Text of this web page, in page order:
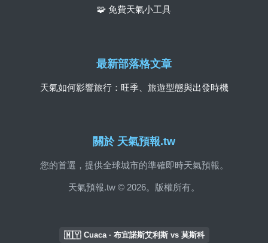
關於 天氣預報.tw
您的首選，提供全球城市的準確即時天氣預報。
天氣預報.tw © 2026。版權所有。
🧩 免費天氣小工具
最新部落格文章
天氣如何影響旅行：旺季、旅遊型態與出發時機
🇲🇾 Cuaca · 布宜諾斯艾利斯 vs 莫斯科